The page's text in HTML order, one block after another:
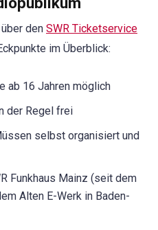
den SWR Ticketservice
im Überblick:
ab 16 Jahren möglich
der Regel frei
selbst organisiert und
Funkhaus Mainz (seit dem
Alten E-Werk in Baden-